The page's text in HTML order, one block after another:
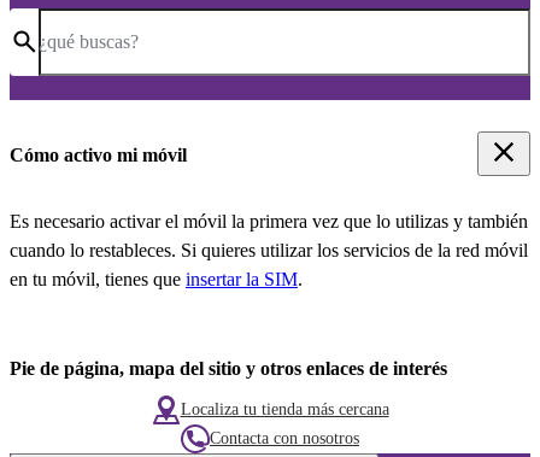
¿qué buscas?
Cómo activo mi móvil
Es necesario activar el móvil la primera vez que lo utilizas y también
cuando lo restableces. Si quieres utilizar los servicios de la red móvil
en tu móvil, tienes que insertar la SIM.
Pie de página, mapa del sitio y otros enlaces de interés
Localiza tu tienda más cercana
Contacta con nosotros